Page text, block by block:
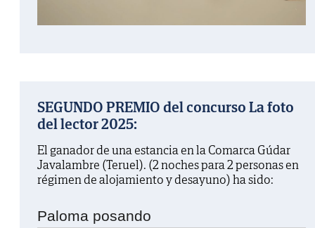
SEGUNDO PREMIO del concurso La foto
del lector 2025:
El ganador de una estancia en la Comarca Gúdar
Javalambre (Teruel). (2 noches para 2 personas en
régimen de alojamiento y desayuno) ha sido:
Paloma posando